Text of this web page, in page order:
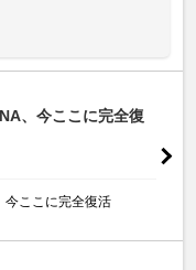
、今ここに完全復
今ここに完全復活